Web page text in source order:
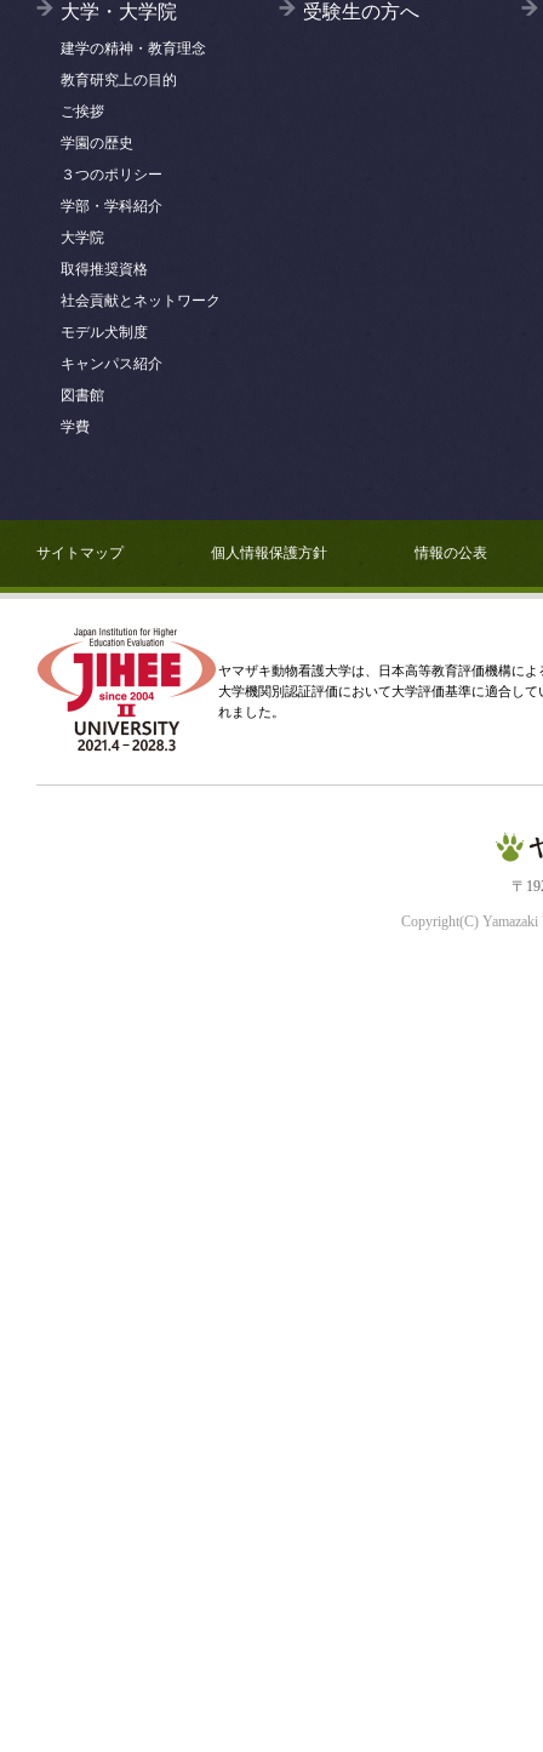
大学・大学院
建学の精神・教育理念
教育研究上の目的
ご挨拶
学園の歴史
３つのポリシー
学部・学科紹介
大学院
取得推奨資格
社会貢献とネットワーク
モデル犬制度
キャンパス紹介
図書館
学費
受験生の方へ
サイトマップ 個人情報保護方針 情報の公表
ヤマザキ動物看護大学は、日本高等教育評価機構によ
大学機関別認証評価において大学評価基準に適合して
れました。
〒
Copyright(C)